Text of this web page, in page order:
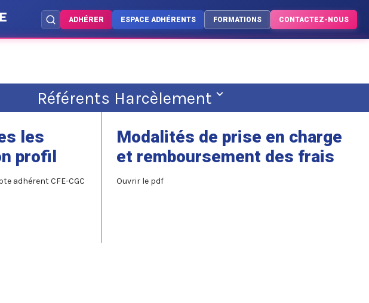
ADHÉRER ESPACE ADHÉRENTS FORMATIONS CONTACTEZ-NOUS
Référents Harcèlement
les
profil
adhérent CFE-CGC
Modalités de prise en charge
et remboursement des frais
Ouvrir le pdf